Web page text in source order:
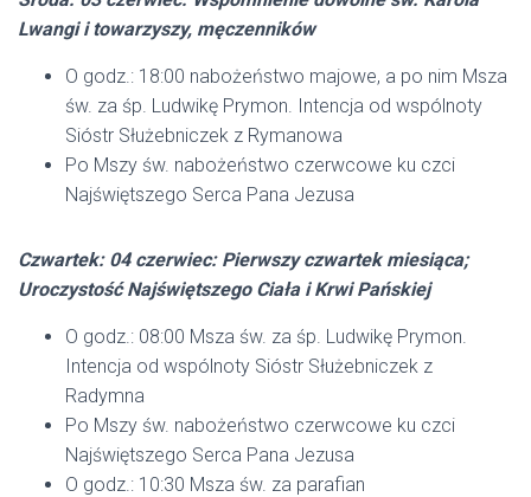
Lwangi i towarzyszy, męczenników
O godz.: 18:00 nabożeństwo majowe, a po nim Msza
św. za śp. Ludwikę Prymon. Intencja od wspólnoty
Sióstr Służebniczek z Rymanowa
Po Mszy św. nabożeństwo czerwcowe ku czci
Najświętszego Serca Pana Jezusa
Czwartek: 04 czerwiec: Pierwszy czwartek miesiąca;
Uroczystość Najświętszego Ciała i Krwi Pańskiej
O godz.: 08:00 Msza św. za śp. Ludwikę Prymon.
Intencja od wspólnoty Sióstr Służebniczek z
Radymna
Po Mszy św. nabożeństwo czerwcowe ku czci
Najświętszego Serca Pana Jezusa
O godz.: 10:30 Msza św. za parafian